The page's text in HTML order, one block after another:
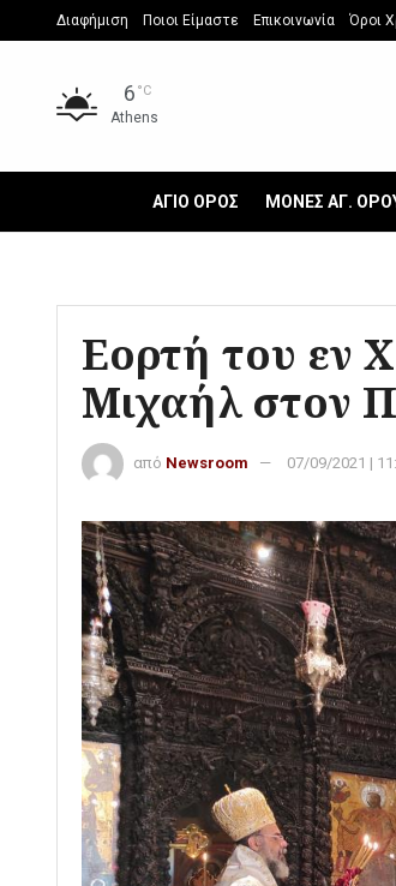
Διαφήμιση Ποιοι Είμαστε Επικοινωνία Όροι
6 °C
Athens
ΑΓΙΟ ΟΡΟΣ ΜΟΝΕΣ ΑΓ.
Εορτή του εν
Μιχαήλ στον
από Newsroom 07/09/2021 |